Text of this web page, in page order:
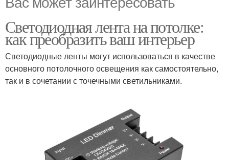
Светодиодная лента на потолке:
как преобразить ваш интерьер
Светодиодные ленты могут использоваться в качестве
основного потолочного освещения как самостоятельно,
так и в сочетании с точечными светильниками.